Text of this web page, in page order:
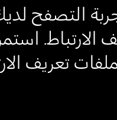
التصفح
تعريف